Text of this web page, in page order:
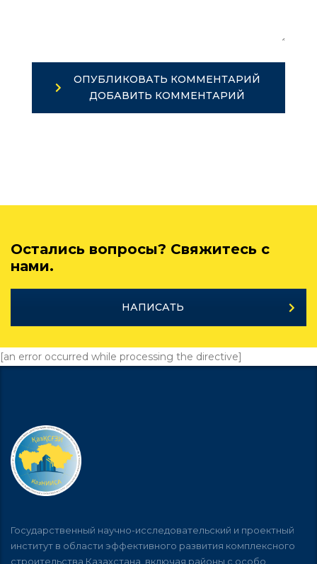
ОПУБЛИКОВАТЬ КОММЕНТАРИЙ
ДОБАВИТЬ КОММЕНТАРИЙ
Остались вопросы? Свяжитесь с
нами.
НАПИСАТЬ
[an error occurred while processing the directive]
Государственный научно-исследовательский и проектный
институт в области эффективного развития комплексного
строительства Казахстана, включая районы с особо